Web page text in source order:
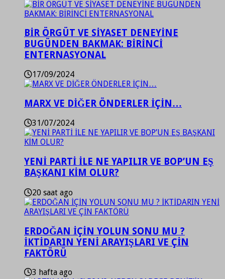
BİR ÖRGÜT VE SİYASET DENEYİNE
BUGÜNDEN BAKMAK: BİRİNCİ
ENTERNASYONAL
17/09/2024
MARX VE DİĞER ÖNDERLER İÇİN…
31/07/2024
YENİ PARTİ İLE NE YAPILIR VE BOP’UN EŞ
BAŞKANI KİM OLUR?
20 saat ago
ERDOĞAN İÇİN YOLUN SONU MU ?
İKTİDARIN YENİ ARAYIŞLARI VE ÇİN
FAKTÖRÜ
3 hafta ago